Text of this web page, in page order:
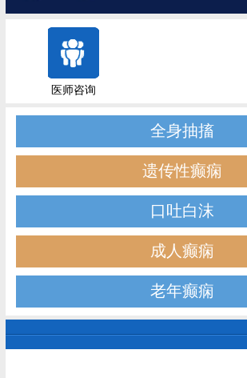
医师咨询
全身抽搐
遗传性癫痫
口吐白沫
成人癫痫
老年癫痫